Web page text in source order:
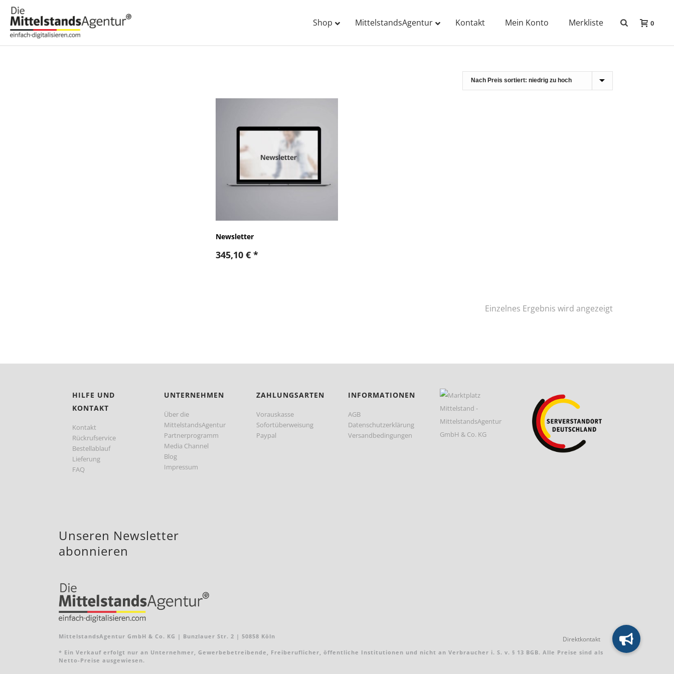
Shop MittelstandsAgentur Kontakt Mein Konto Merkliste 0
Newsletter
345,10 €*
Einzelnes Ergebnis wird angezeigt
HILFE UND
KONTAKT
Kontakt
Rückrufservice
Bestellablauf
Lieferung
FAQ
UNTERNEHMEN
Über die
MittelstandsAgentur
Partnerprogramm
Media Channel
Blog
Impressum
ZAHLUNGSARTEN
Vorauskasse
Sofortüberweisung
Paypal
INFORMATIONEN
AGB
Datenschutzerklärung
Versandbedingungen
Unseren Newsletter
abonnieren
MittelstandsAgentur GmbH & Co. KG | Bunzlauer Str. 2 | 50858 Köln
* Ein Verkauf erfolgt nur an Unternehmer, Gewerbebetreibende, Freiberuflicher, öffentliche Institutionen und nicht an Verbraucher i. S. v. § 13 BGB. Alle Preise sind als
Netto-Preise ausgewiesen.